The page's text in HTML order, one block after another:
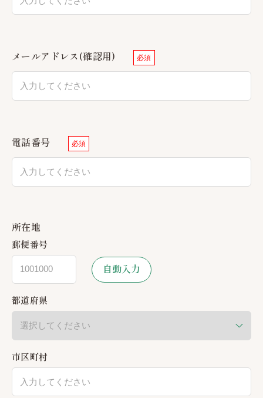
メールアドレス(確認用) 必須
電話番号 必須
所在地
郵便番号
自動入力
都道府県
市区町村